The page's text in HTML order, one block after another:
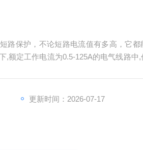
路保护，不论短路电流值有多高，它都
,额定工作电流为0.5-125A的电气线路中
工业领域等;作为导线和设备的故障保
更新时间：2026-07-17